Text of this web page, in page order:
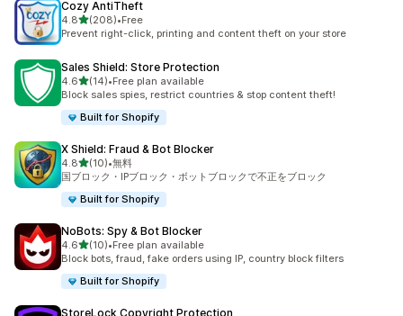
Cozy AntiTheft
4.85つ星中
(208)
合計レビュー数：208件
•Free
Prevent right-click, printing and content theft on your store
Sales Shield: Store Protection
4.65つ星中
(14)
合計レビュー数：14件
•Free plan available
Block sales spies, restrict countries & stop content theft!
Built for Shopify
X Shield: Fraud & Bot Blocker
4.85つ星中
(10)
合計レビュー数：10件
•無料
国ブロック・IPブロック・ボットブロックで不正をブロック
Built for Shopify
NoBots: Spy & Bot Blocker
4.65つ星中
(10)
合計レビュー数：10件
•Free plan available
Block bots, fraud, fake orders using IP, country block filters
Built for Shopify
StoreLock Copyright Protection